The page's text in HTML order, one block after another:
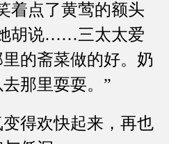
着点了黄莺的额头
胡说……三太太爱
的斋菜做的好。奶
那里耍耍。”
得欢快起来，再也